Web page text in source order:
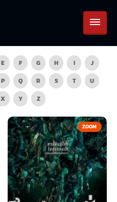
E F G H I
J
P Q R S T
U
X Y Z
ZOOM